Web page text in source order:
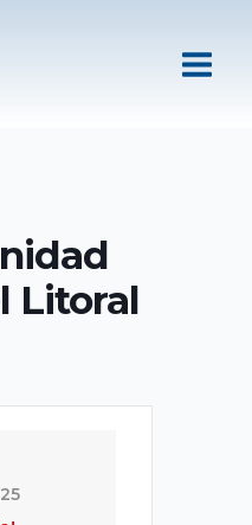
Litoral